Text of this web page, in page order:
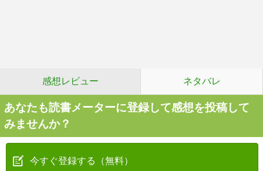
感想レビュー ネタバレ
あなたも読書メーターに登録して感想を投稿して
みませんか？
今すぐ登録する（無料）